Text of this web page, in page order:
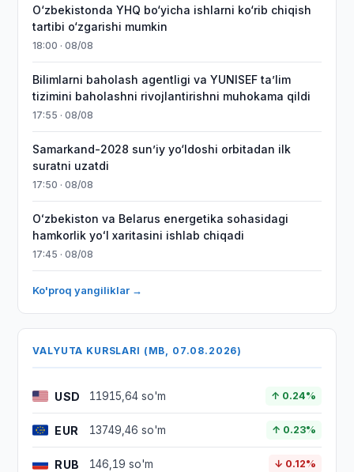
O‘zbekistonda YHQ bo‘yicha ishlarni ko‘rib chiqish
tartibi o‘zgarishi mumkin
18:00 · 08/08
Bilimlarni baholash agentligi va YUNISEF taʼlim
tizimini baholashni rivojlantirishni muhokama qildi
17:55 · 08/08
Samarkand-2028 sunʼiy yo‘ldoshi orbitadan ilk
suratni uzatdi
17:50 · 08/08
Oʻzbekiston va Belarus energetika sohasidagi
hamkorlik yoʻl xaritasini ishlab chiqadi
17:45 · 08/08
Ko'proq yangiliklar →
VALYUTA KURSLARI (MB, 07.08.2026)
USD 11915,64 so'm ↑ 0.24%
EUR 13749,46 so'm ↑ 0.23%
RUB 146,19 so'm ↓ 0.12%